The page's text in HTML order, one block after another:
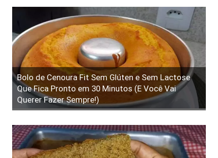
Bolo de Cenoura Fit Sem Glúten e Sem Lactose
Que Fica Pronto em 30 Minutos (E Você Vai
Querer Fazer Sempre!)